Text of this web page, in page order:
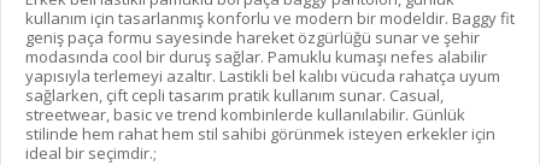
kullanım için tasarlanmış konforlu ve modern bir modeldir. Baggy fit
geniş paça formu sayesinde hareket özgürlüğü sunar ve şehir
modasında cool bir duruş sağlar. Pamuklu kumaşı nefes alabilir
yapısıyla terlemeyi azaltır. Lastikli bel kalıbı vücuda rahatça uyum
sağlarken, çift cepli tasarım pratik kullanım sunar. Casual,
streetwear, basic ve trend kombinlerde kullanılabilir. Günlük
stilinde hem rahat hem stil sahibi görünmek isteyen erkekler için
ideal bir seçimdir.;